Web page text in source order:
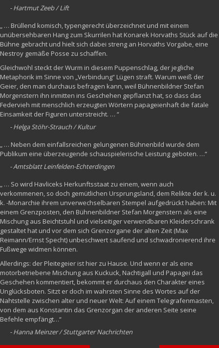
- Hartmut Zeeb / Lift
„ … Brüllend komisch, typengerecht überzeichnet und mit einem
unübersehbaren Hang zum Skurrilen hat Konarek Horvaths Stück auf die
Bühne gebracht und hielt sich dabei streng an Horvaths Vorgabe, eine
Nestroy gemäße Posse zu schaffen.
Gleichwohl steckt der Wurm in diesem Puppenschlag, der jegliche
Metaphorik im Sinne von „Verbindung“ Lügen straft. Warum weiß der
Geier, den man durchaus befragen kann, weil Bühnenbildner Stefan
Morgenstern ihn inmitten ins Geschehen gepflanzt hat, so dass das
Federvieh mit menschlich erzeugten Wörtern papageienhaft die fatale
Einsamkeit der Figuren unterstreicht. … “
- Helga Stöhr-Strauch / Kultur
„ … Neben dem einfallsreichen gelungenen Bühnenbild wurde dem
Publikum eine überzeugende schauspielerische Leistung geboten. …“
- Amtsblatt Leinfelden-Echterdingen
„ … So wird Havliceks Herkunftsstaat zu einem, wenn auch
verkommenen, so doch gemütlichen Ursprungsland, dem Relikte der k. u.
k. -Monarchie ihrem unverwechselbaren Stempel aufgedrückt haben: Mit
einem Grenzposten, den Bühnenbildner Stefan Morgenstern als eine
Mischung aus Beichtstuhl und vielseitiger verwendbaren Kleiderschrank
gestaltet hat und vor dem sich Grenzorgane der alten Zeit (Max
Reimann/Ernst Specht) unbeschwert saufend und schwadronierend ihre
Fußwege widmen können.
Allerdings: der Pleitegeier ist hier zu Hause. Und wenn er als eine
motorbetriebene Mischung aus Kuckuck, Nachtigall und Papagei das
Geschehen kommentiert, bekommt er durchaus den Charakter eines
Unglücksboten. Sitzt er doch im wahrsten Sinne des Wortes auf der
Nahtstelle zwischen alter und neuer Welt: Auf einem Telegrafenmasten,
von dem aus Konstantin das Grenzorgan der anderen Seite seine
Befehle empfängt…“
- Hanna Meinzer / Stuttgarter Nachrichten